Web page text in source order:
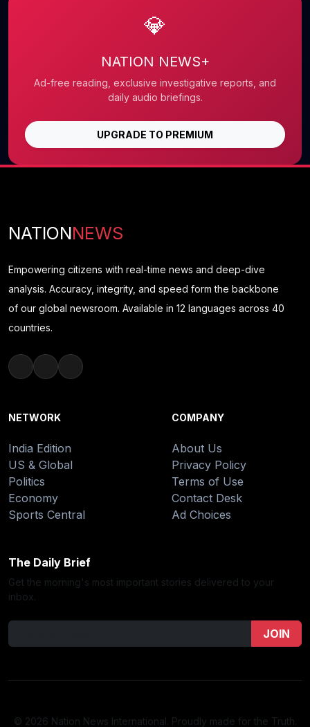
💎
NATION NEWS+
Ad-free reading, exclusive investigative reports, and
daily audio briefings.
UPGRADE TO PREMIUM
NATIONNEWS
Empowering citizens with real-time news and deep-dive
analysis. Accuracy, integrity, and speed form the backbone
of our global newsroom. Available in 12 languages across 40
countries.
NETWORK
India Edition
US & Global
Politics
Economy
Sports Central
COMPANY
About Us
Privacy Policy
Terms of Use
Contact Desk
Ad Choices
The Daily Brief
Get the morning's most important stories delivered to your
inbox.
JOIN
© 2026 Nation News International. Proudly made for the Truth.